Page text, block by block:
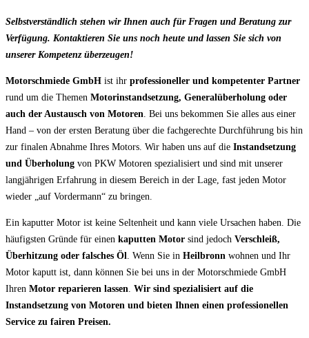
Selbstverständlich stehen wir Ihnen auch für Fragen und Beratung zur
Verfügung. Kontaktieren Sie uns noch heute und lassen Sie sich von
unserer Kompetenz überzeugen!
Motorschmiede GmbH ist ihr professioneller und kompetenter Partner
rund um die Themen Motorinstandsetzung, Generalüberholung oder
auch der Austausch von Motoren . Bei uns bekommen Sie alles aus einer
Hand – von der ersten Beratung über die fachgerechte Durchführung bis hin
zur finalen Abnahme Ihres Motors. Wir haben uns auf die Instandsetzung
und Überholung von PKW Motoren spezialisiert und sind mit unserer
langjährigen Erfahrung in diesem Bereich in der Lage, fast jeden Motor
wieder „auf Vordermann“ zu bringen.
Ein kaputter Motor ist keine Seltenheit und kann viele Ursachen haben. Die
häufigsten Gründe für einen kaputten Motor sind jedoch Verschleiß,
Überhitzung oder falsches Öl. Wenn Sie in Heilbronn wohnen und Ihr
Motor kaputt ist, dann können Sie bei uns in der Motorschmiede GmbH
Ihren Motor reparieren lassen. Wir sind spezialisiert auf die
Instandsetzung von Motoren und bieten Ihnen einen professionellen
Service zu fairen Preisen.